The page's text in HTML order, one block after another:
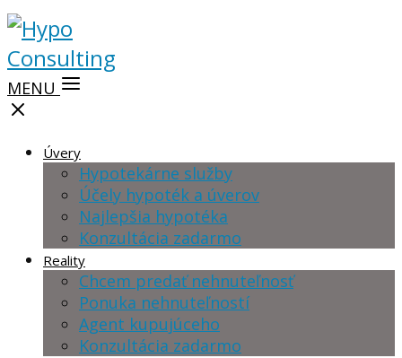
MENU
Úvery
Hypotekárne služby
Účely hypoték a úverov
Najlepšia hypotéka
Konzultácia zadarmo
Reality
Chcem predať nehnuteľnosť
Ponuka nehnuteľností
Agent kupujúceho
Konzultácia zadarmo